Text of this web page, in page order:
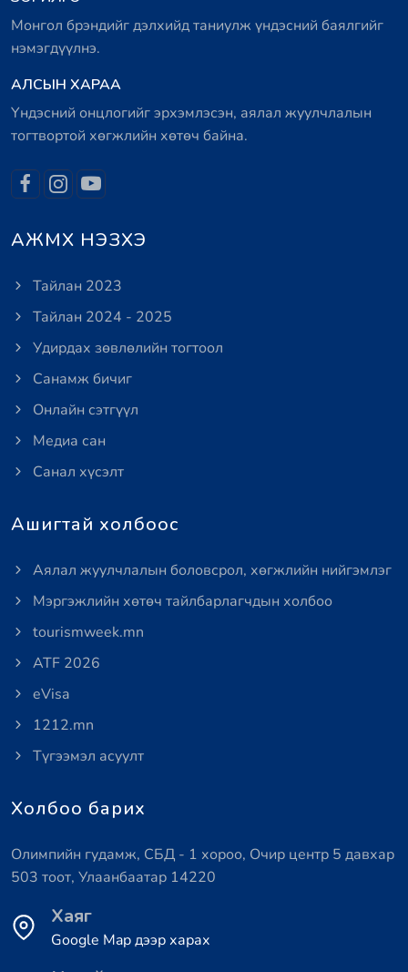
Монгол брэндийг дэлхийд таниулж үндэсний баялгийг
нэмэгдүүлнэ.
АЛСЫН ХАРАА
Үндэсний онцлогийг эрхэмлэсэн, аялал жуулчлалын
тогтвортой хөгжлийн хөтөч байна.
АЖМХ НЭЗХЭ
Тайлан 2023
Тайлан 2024 - 2025
Удирдах зөвлөлийн тогтоол
Санамж бичиг
Онлайн сэтгүүл
Медиа сан
Санал хүсэлт
Ашигтай холбоос
Аялал жуулчлалын боловсрол, хөгжлийн нийгэмлэг
Мэргэжлийн хөтөч тайлбарлагчдын холбоо
tourismweek.mn
ATF 2026
eVisa
1212.mn
Түгээмэл асуулт
Холбоо барих
Олимпийн гудамж, СБД - 1 хороо, Очир центр 5 давхар
503 тоот, Улаанбаатар 14220
Хаяг
Google Map дээр харах